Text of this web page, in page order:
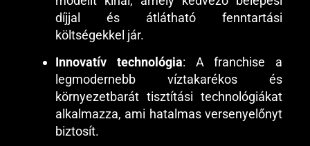
díjjal és átlátható fenntartási
költségekkel jár.
Innovatív technológia: A franchise a
legmodernebb víztakarékos és
környezetbarát tisztítási technológiákat
alkalmazza, ami hatalmas versenyelőnyt
biztosít.